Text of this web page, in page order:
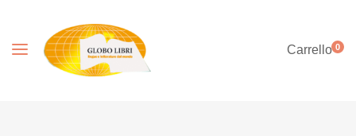
Carrello0